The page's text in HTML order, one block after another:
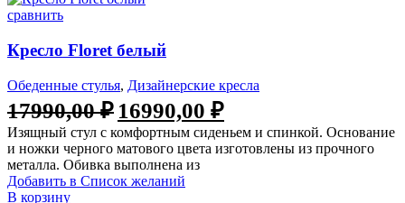
сравнить
Кресло Floret белый
Обеденные стулья, Дизайнерские кресла
17990,00₽ 16990,00 ₽
Изящный стул с комфортным сиденьем и спинкой. Основание
и ножки черного матового цвета изготовлены из прочного
металла. Обивка выполнена из
Добавить в Список желаний
В корзину